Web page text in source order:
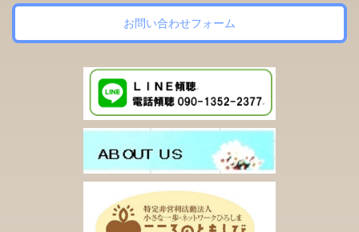
お問い合わせフォーム